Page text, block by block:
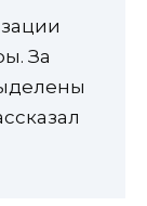
За